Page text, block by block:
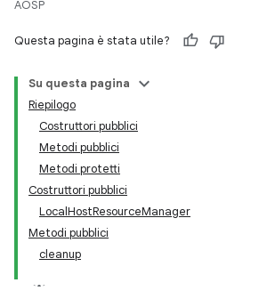
AOSP
Questa pagina è stata utile?
Su questa pagina
Riepilogo
Costruttori pubblici
Metodi pubblici
Metodi protetti
Costruttori pubblici
LocalHostResourceManager
Metodi pubblici
cleanup